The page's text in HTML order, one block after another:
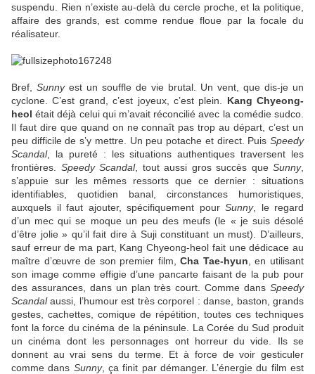
suspendu. Rien n’existe au-delà du cercle proche, et la politique,
affaire des grands, est comme rendue floue par la focale du
réalisateur.
Bref, Sunnyest un souffle de vie brutal. Un vent, que dis-je un
cyclone. C’est grand, c’est joyeux, c’est plein. Kang Chyeong-
heol était déjà celui qui m’avait réconcilié avec la comédie sudco.
Il faut dire que quand on ne connaît pas trop au départ, c’est un
peu difficile de s’y mettre. Un peu potache et direct. Puis Speedy
Scandal, la pureté : les situations authentiques traversent les
frontières. Speedy Scandal, tout aussi gros succès que Sunny,
s’appuie sur les mêmes ressorts que ce dernier : situations
identifiables, quotidien banal, circonstances humoristiques,
auxquels il faut ajouter, spécifiquement pour Sunny, le regard
d’un mec qui se moque un peu des meufs (le « je suis désolé
d’être jolie » qu’il fait dire à Suji constituant un must). D’ailleurs,
sauf erreur de ma part, Kang Chyeong-heol fait une dédicace au
maître d’œuvre de son premier film,Cha Tae-hyun , en utilisant
son image comme effigie d’une pancarte faisant de la pub pour
des assurances, dans un plan très court. Comme dans Speedy
Scandalaussi, l’humour est très corporel : danse, baston, grands
gestes, cachettes, comique de répétition, toutes ces techniques
font la force du cinéma de la péninsule. La Corée du Sud produit
un cinéma dont les personnages ont horreur du vide. Ils se
donnent au vrai sens du terme. Et à force de voir gesticuler
comme dans Sunny, ça finit par démanger. L’énergie du film est